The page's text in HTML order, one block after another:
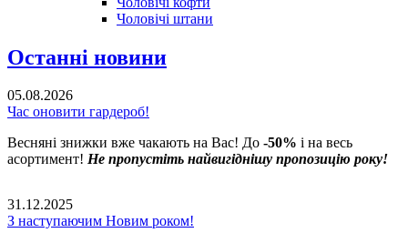
Чоловічі штани
Останні новини
05.08.2026
Час оновити гардероб!
Весняні знижки вже чакають на Вас! До -50% і на весь
асортимент! Не пропустіть найвигіднішу пропозицію року!
31.12.2025
З наступаючим Новим роком!